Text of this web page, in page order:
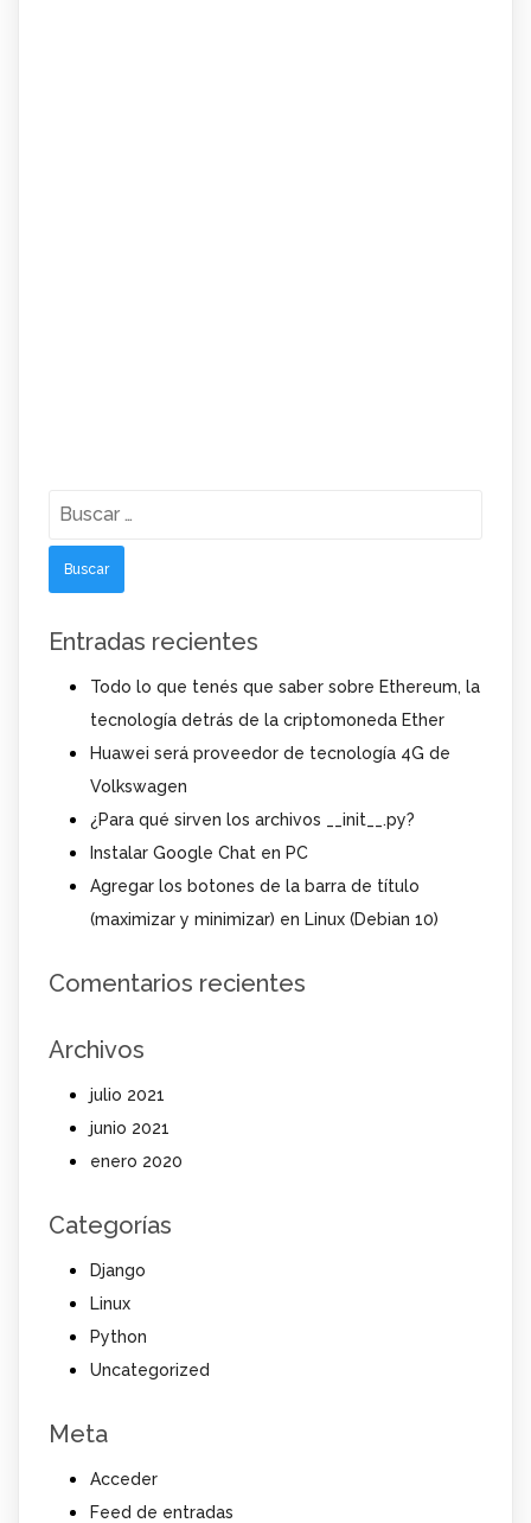
Buscar:
Entradas recientes
Todo lo que tenés que saber sobre Ethereum, la
tecnología detrás de la criptomoneda Ether
Huawei será proveedor de tecnología 4G de
Volkswagen
¿Para qué sirven los archivos __init__.py?
Instalar Google Chat en PC
Agregar los botones de la barra de título
(maximizar y minimizar) en Linux (Debian 10)
Comentarios recientes
Archivos
julio 2021
junio 2021
enero 2020
Categorías
Django
Linux
Python
Uncategorized
Meta
Acceder
Feed de entradas